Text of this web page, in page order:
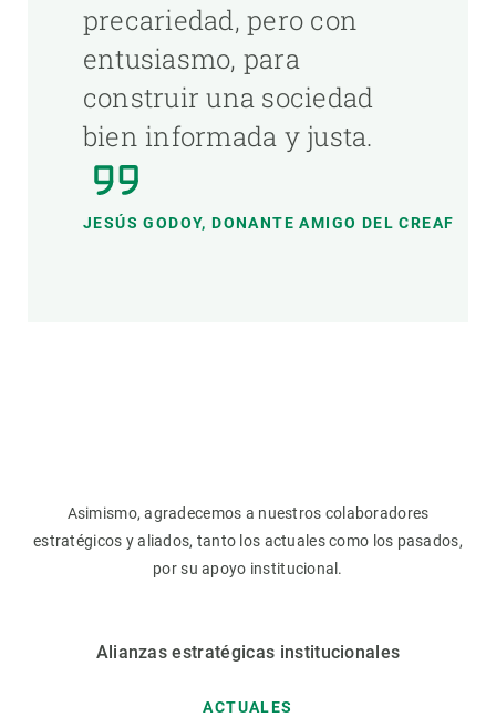
precariedad, pero con
entusiasmo, para
construir una sociedad
bien informada y justa.
JESÚS GODOY, DONANTE AMIGO DEL CREAF
Asimismo, agradecemos a nuestros colaboradores
estratégicos y aliados, tanto los actuales como los pasados,
por su apoyo institucional.
Alianzas estratégicas institucionales
ACTUALES